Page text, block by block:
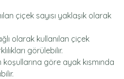
çiçek sayısı yaklaşık olarak
olarak kullanılan çiçek
görülebilir.
göre ayak kısmında